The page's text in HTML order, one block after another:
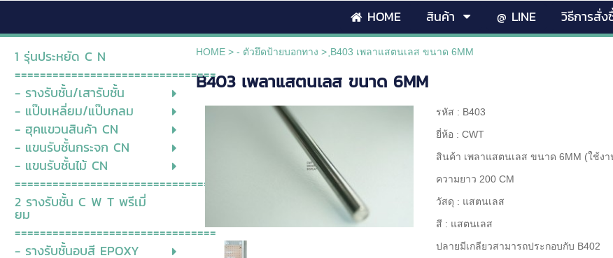
HOME สินค้า @ LINE วิธีการสั่ง
1 รุ่นประหยัด C N
================================
- รางรับชั้น/เสารับชั้น
- แป๊บเหลี่ยม/แป๊บกลม
- ฮุคแขวนสินค้า CN
- แขนรับชั้นกระจก CN
- แขนรับชั้นไม้ CN
===============================
2 รางรับชั้น C W T พรีเมี่
ยม
================================
- รางรับชั้นอบสี EPOXY
HOME> - ตัวยึดป้ายบอกทาง > ฺB403 เพลาแสตนเลส ขนาด 6MM
B403 เพลาแสตนเลส ขนาด 6MM
รหัส : B403
ยี่ห้อ : CWT
สินค้า เพลาแสตนเลส ขนาด 6MM (ใช้ง
ความยาว 200 CM
วัสดุ : แสตนเลส
สี : แสตนเลส
ปลายมีเกลียวสามารถประกอบกับ B402